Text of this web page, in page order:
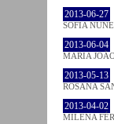
2013-06-27
SOFIA
2013-06-04
MARIA
2013-05-13
ROSANA
2013-04-02
MILENA